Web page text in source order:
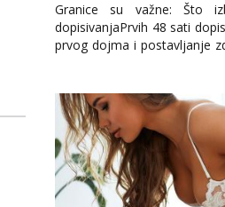
Granice su važne: Što
dopisivanjaPrvih 48 sati
prvog dojma i postavljanje
Važno je izbjeći prebrzo
informacija, jer
povjerenje. Takođe...